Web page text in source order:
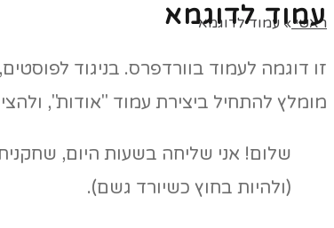
ראשי » עמוד לדוגמא
עמוד לדוגמא
זו דוגמה לעמוד בוורדפרס. בניגוד
מומלץ להתחיל ביצירת עמוד "אודות",
שלום! אני שליחה בשעות היום,
(ולהיות בחוץ כשיורד גשם).